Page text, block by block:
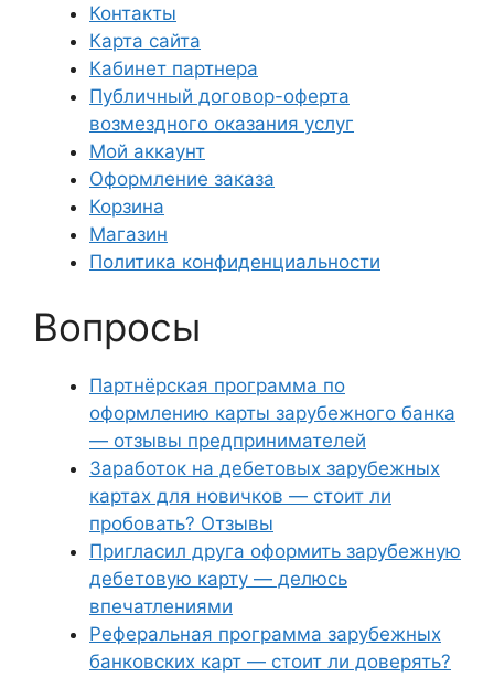
Контакты
Карта сайта
Кабинет партнера
Публичный договор-оферта
возмездного оказания услуг
Мой аккаунт
Оформление заказа
Корзина
Магазин
Политика конфиденциальности
Вопросы
Партнёрская программа по
оформлению карты зарубежного банка
— отзывы предпринимателей
Заработок на дебетовых зарубежных
картах для новичков — стоит ли
пробовать? Отзывы
Пригласил друга оформить зарубежную
дебетовую карту — делюсь
впечатлениями
Реферальная программа зарубежных
банковских карт — стоит ли доверять?